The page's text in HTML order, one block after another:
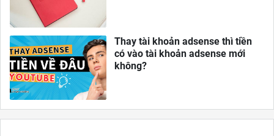
Thay tài khoản adsense thì tiền
có vào tài khoản adsense mới
không?